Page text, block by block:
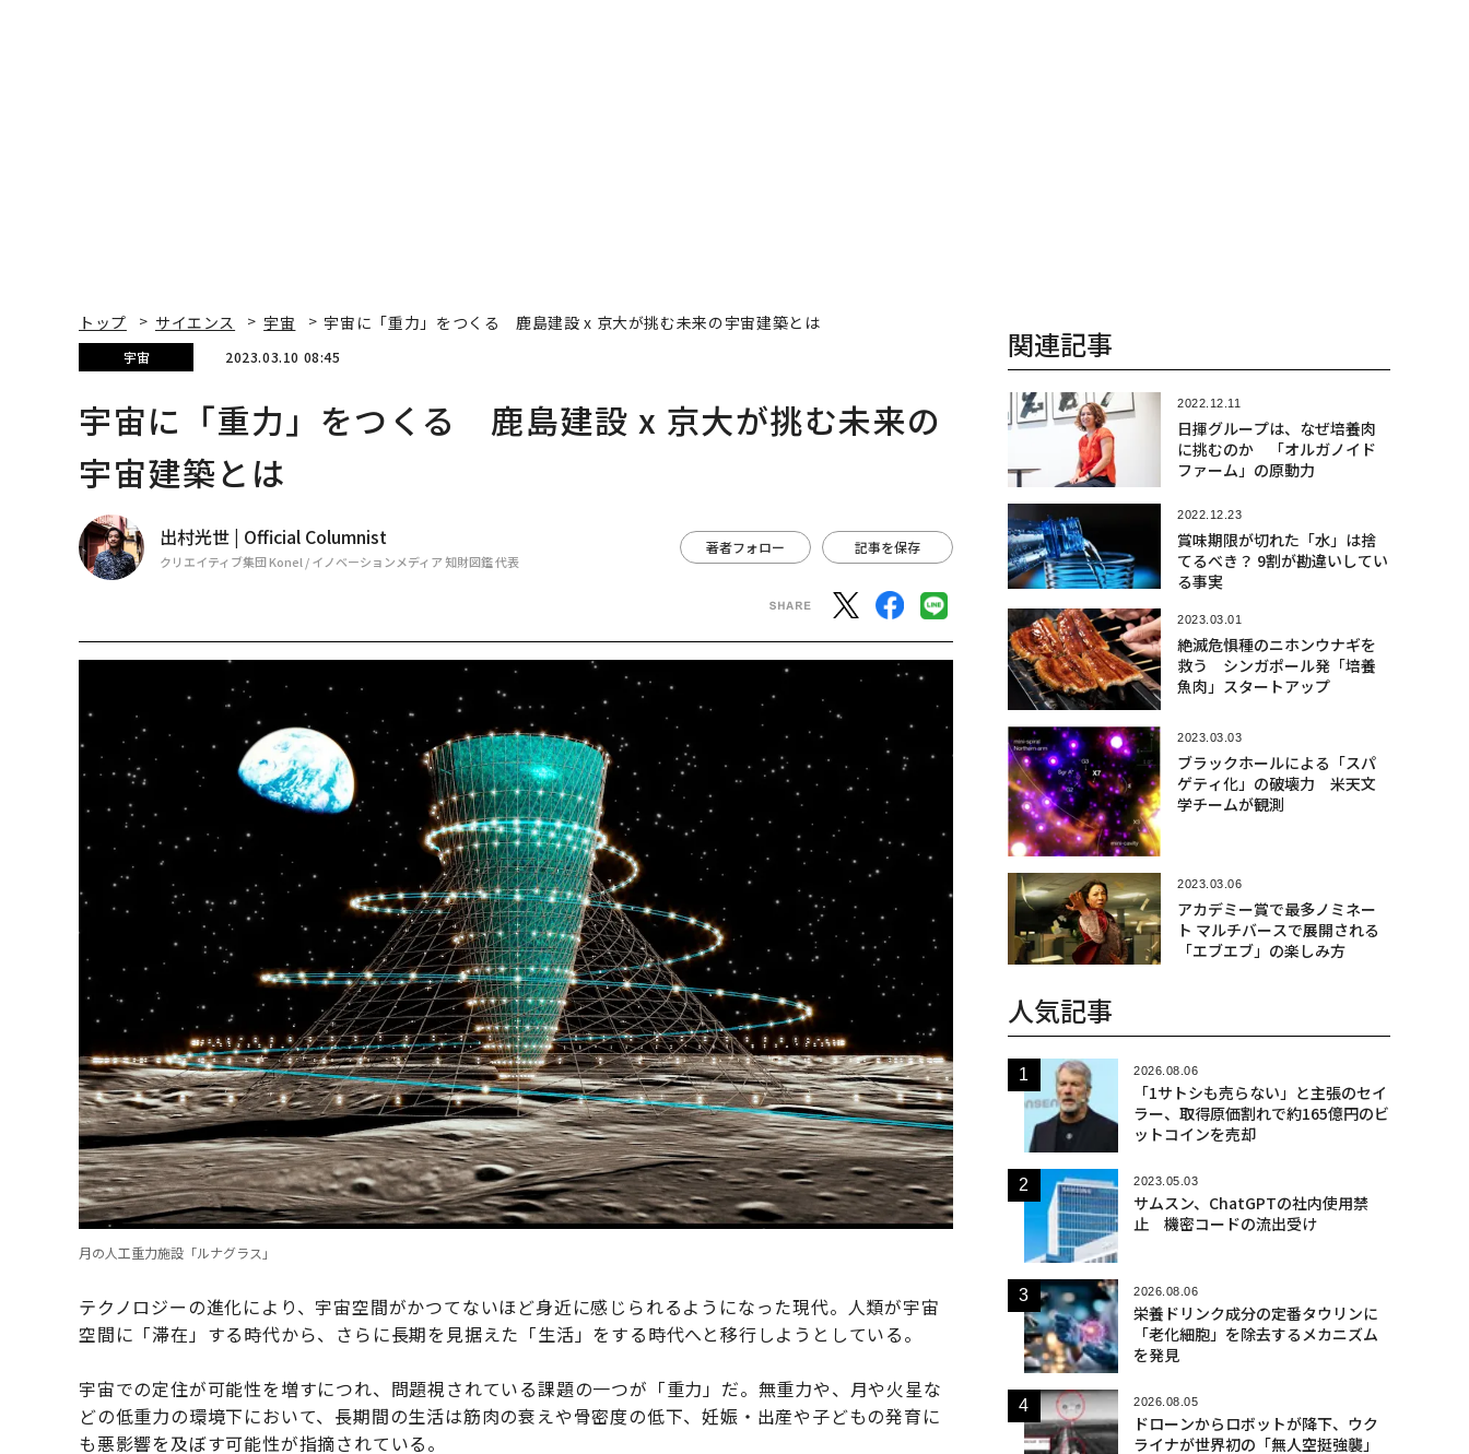
トップ サイエンス 宇宙 宇宙に「重力」をつくる 鹿島建設 x 京大が挑む未来の宇宙建築とは
宇宙 2023.03.10 08:45
宇宙に「重力」をつくる 鹿島建設 x 京大が挑む未来の
宇宙建築とは
出村光世 | Official Columnist
クリエイティブ集団 Konel / イノベーションメディア 知財図鑑 代表
著者フォロー 記事を保存
月の人工重力施設「ルナグラス」
テクノロジーの進化により、宇宙空間がかつてないほど身近に感じられるようになった現代。人類が宇宙
空間に「滞在」する時代から、さらに長期を見据えた「生活」をする時代へと移行しようとしている。
宇宙での定住が可能性を増すにつれ、問題視されている課題の一つが「重力」だ。無重力や、月や火星な
どの低重力の環境下において、長期間の生活は筋肉の衰えや骨密度の低下、妊娠・出産や子どもの発育に
も悪影響を及ぼす可能性が指摘されている。
関連記事
2022.12.11
日揮グループは、なぜ培養肉
に挑むのか 「オルガノイド
ファーム」の原動力
2022.12.23
賞味期限が切れた「水」は捨
てるべき？ 9割が勘違いしてい
る事実
2023.03.01
絶滅危惧種のニホンウナギを
救う シンガポール発「培養
魚肉」スタートアップ
2023.03.03
ブラックホールによる「スパ
ゲティ化」の破壊力 米天文
学チームが観測
2023.03.06
アカデミー賞で最多ノミネー
ト マルチバースで展開される
「エブエブ」の楽しみ方
人気記事
2026.08.06
「1サトシも売らない」と主張のセイ
ラー、取得原価割れで約165億円のビ
ットコインを売却
2023.05.03
サムスン、ChatGPTの社内使用禁
止 機密コードの流出受け
2026.08.06
栄養ドリンク成分の定番タウリンに
「老化細胞」を除去するメカニズム
を発見
2026.08.05
ドローンからロボットが降下、ウク
ライナが世界初の「無人空挺強襲」